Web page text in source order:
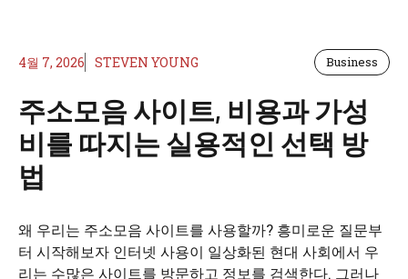
4월 7, 2026 STEVEN YOUNG Business
주소모음 사이트, 비용과 가성
비를 따지는 실용적인 선택 방
법
왜 우리는 주소모음 사이트를 사용할까? 흥미로운 질문부
터 시작해보자 인터넷 사용이 일상화된 현대 사회에서 우
리는 수많은 사이트를 방문하고 정보를 검색한다. 그러나